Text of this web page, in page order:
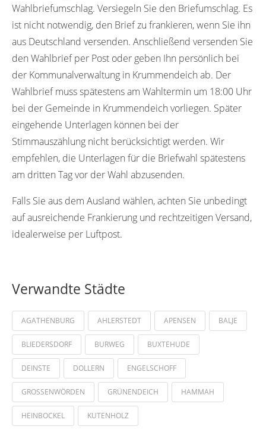
Wahlbriefumschlag. Versiegeln Sie den Briefumschlag. Es
ist nicht notwendig, den Brief zu frankieren, wenn Sie ihn
aus Deutschland versenden. Anschließend versenden Sie
den Wahlbrief per Post oder geben Ihn persönlich bei
der Kommunalverwaltung in Krummendeich ab. Der
Wahlbrief muss spätestens am Wahltermin um 18:00 Uhr
bei der Gemeinde in Krummendeich vorliegen. Später
eingehende Unterlagen können bei der
Stimmauszählung nicht berücksichtigt werden. Wir
empfehlen, die Unterlagen für die Briefwahl spätestens
am dritten Tag vor der Wahl abzusenden.
Falls Sie aus dem Ausland wählen, achten Sie unbedingt
auf ausreichende Frankierung und rechtzeitigen Versand,
idealerweise per Luftpost.
Verwandte Städte
AGATHENBURG AHLERSTEDT APENSEN BALJE
BLIEDERSDORF BURWEG BUXTEHUDE
DEINSTE DOLLERN ENGELSCHOFF
GROSSENWÖRDEN GRÜNENDEICH HAMMAH
HEINBOCKEL KUTENHOLZ